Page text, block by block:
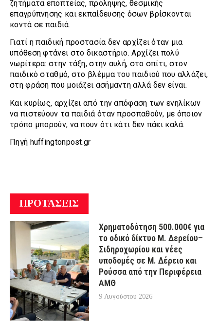
ζητήματα εποπτείας, πρόληψης, θεσμικής
επαγρύπνησης και εκπαίδευσης όσων βρίσκονται
κοντά σε παιδιά.
Γιατί η παιδική προστασία δεν αρχίζει όταν μια
υπόθεση φτάνει στο δικαστήριο. Αρχίζει πολύ
νωρίτερα: στην τάξη, στην αυλή, στο σπίτι, στον
παιδικό σταθμό, στο βλέμμα του παιδιού που αλλάζει,
στη φράση που μοιάζει ασήμαντη αλλά δεν είναι.
Και κυρίως, αρχίζει από την απόφαση των ενηλίκων
να πιστεύουν τα παιδιά όταν προσπαθούν, με όποιον
τρόπο μπορούν, να πουν ότι κάτι δεν πάει καλά.
Πηγή huffingtonpost.gr
ΠΡΟΤΑΣΕΙΣ
Χρηματοδότηση 500.000€ για
το οδικό δίκτυο Μ. Δερείου–
Σιδηροχωρίου και νέες
υποδομές σε Μ. Δέρειο και
Ρούσσα από την Περιφέρεια
ΑΜΘ
9 Αυγούστου 2026